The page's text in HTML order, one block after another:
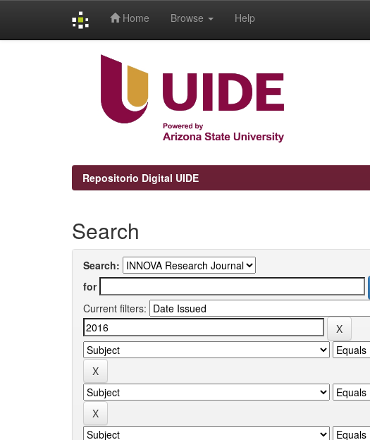
Home Browse Help
Repositorio Digital UIDE
Search
Search:
for
Current filters: